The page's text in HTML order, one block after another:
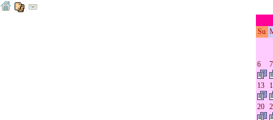
Su
6 7
13
20